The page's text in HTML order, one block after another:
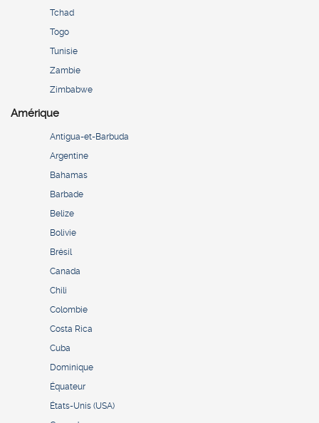
Tchad
Togo
Tunisie
Zambie
Zimbabwe
Amérique
Antigua-et-Barbuda
Argentine
Bahamas
Barbade
Belize
Bolivie
Brésil
Canada
Chili
Colombie
Costa Rica
Cuba
Dominique
Équateur
États-Unis (USA)